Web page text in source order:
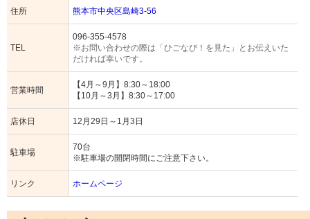
住所 熊本市中央区島崎3-56
TEL
096-355-4578
※お問い合わせの際は「ひごなび！を見た」とお伝えいた
だければ幸いです。
営業時間
【4月～9月】8:30～18:00
【10月～3月】8:30～17:00
店休日 12月29日～1月3日
駐車場
70台
※駐車場の開閉時間にご注意下さい。
リンク ホームページ